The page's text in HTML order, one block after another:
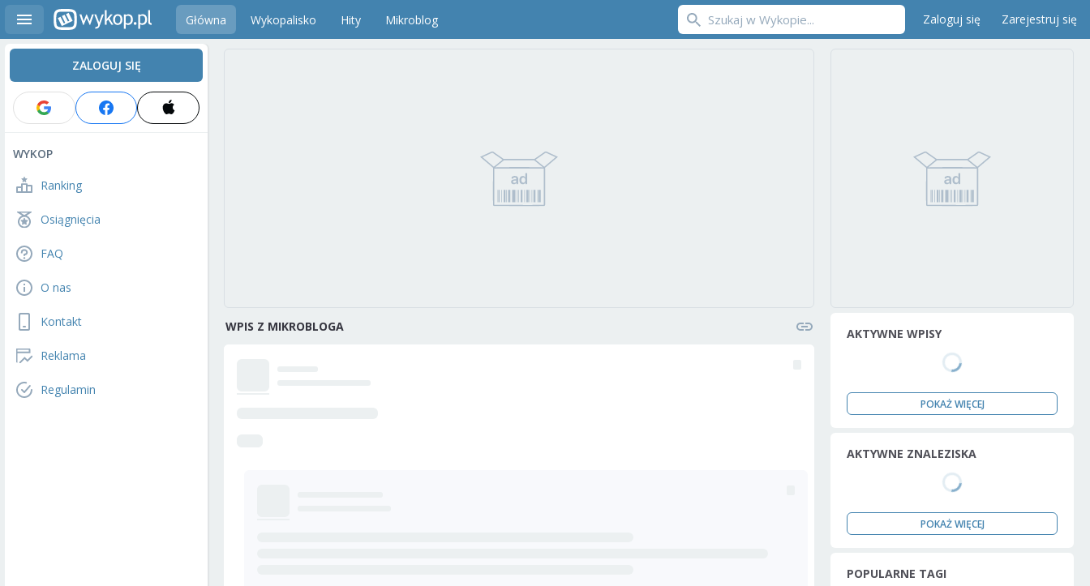
Główna Wykopalisko Hity Mikroblog Zaloguj się Zarejestruj się
ZALOGUJ SIĘ
WYKOP
Ranking
Osiągnięcia
FAQ
O nas
Kontakt
Reklama
Regulamin
WPIS Z MIKROBLOGA AKTYWNE WPISY
POKAŻ WIĘCEJ
AKTYWNE ZNALEZISKA
POKAŻ WIĘCEJ
POPULARNE TAGI